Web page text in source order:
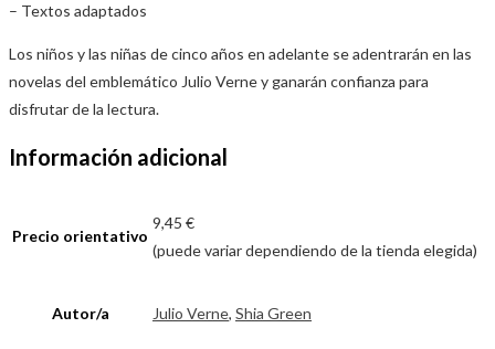
– Textos adaptados
Los niños y las niñas de cinco años en adelante se adentrarán en las
novelas del emblemático Julio Verne y ganarán confianza para
disfrutar de la lectura.
Información adicional
Precio orientativo
9,45 €
(puede variar dependiendo de la tienda elegida)
Autor/a Julio Verne, Shia Green